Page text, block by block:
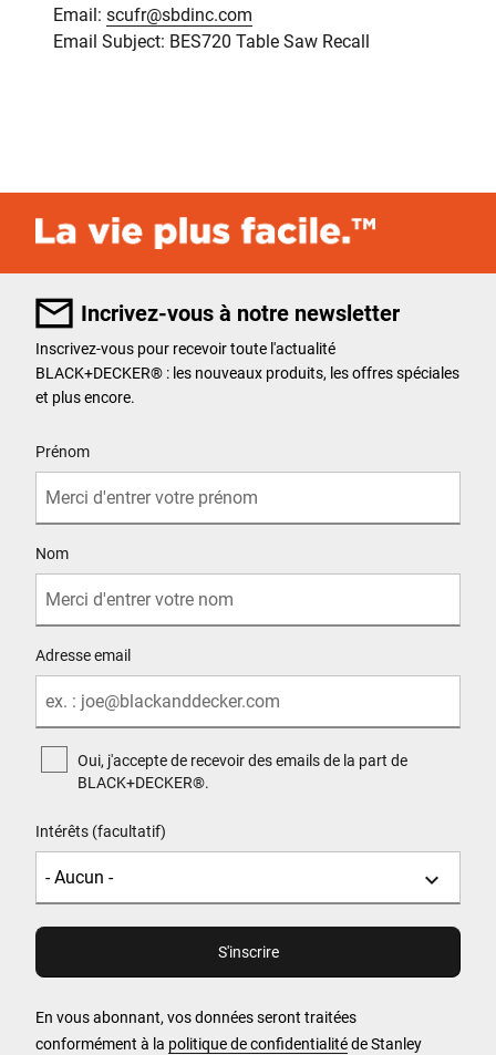
Email: scufr@sbdinc.com
Email Subject: BES720 Table Saw Recall
Incrivez-vous à notre newsletter
Inscrivez-vous pour recevoir toute l'actualité
BLACK+DECKER® : les nouveaux produits, les offres spéciales
et plus encore.
Prénom
Nom
Adresse email
Oui, j'accepte de recevoir des emails de la part de
BLACK+DECKER®.
Intérêts (facultatif)
En vous abonnant, vos données seront traitées
conformément à la politique de confidentialitéde Stanley